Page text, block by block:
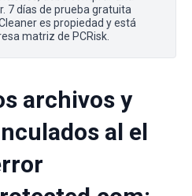
7 días de prueba gratuita
es propiedad y está
matriz de PCRisk.
archivos y
al el